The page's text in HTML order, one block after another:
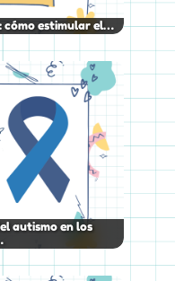
cómo estimular el…
autismo en los